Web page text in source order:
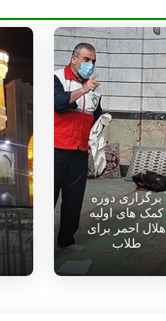
برگزاری دوره
کمک های اولیه
هلال احمر برای
طلاب